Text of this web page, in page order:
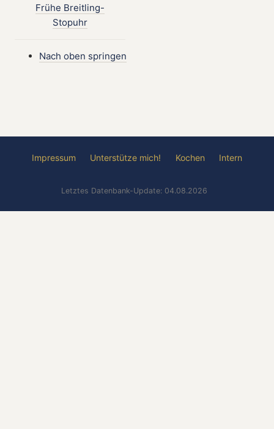
Frühe Breitling-
Stopuhr
Nach oben springen
Impressum Unterstütze mich! Kochen Intern
Letztes Datenbank-Update: 04.08.2026